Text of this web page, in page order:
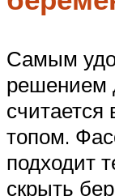
Самым
решением
топом.
подходит
скрыть